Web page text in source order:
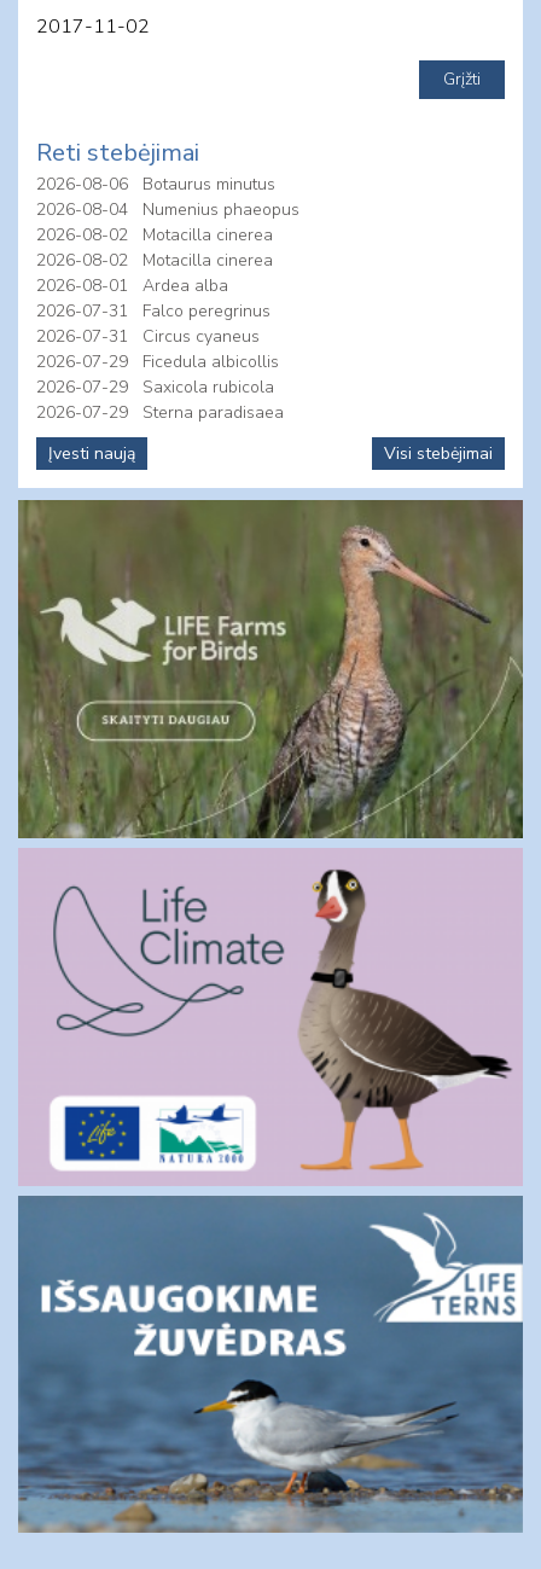
2017-11-02
Reti stebėjimai
2026-08-06
Botaurus minutus
2026-08-04
Numenius phaeopus
2026-08-02
Motacilla cinerea
2026-08-02
Motacilla cinerea
2026-08-01
Ardea alba
2026-07-31
Falco peregrinus
2026-07-31
Circus cyaneus
2026-07-29
Ficedula albicollis
2026-07-29
Saxicola rubicola
2026-07-29
Sterna paradisaea
Įvesti naują
Visi stebėjimai